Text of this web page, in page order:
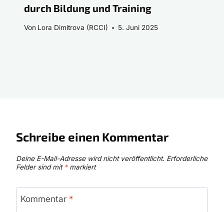
durch Bildung und Training
Von Lora Dimitrova (RCCI) 5. Juni 2025
Schreibe einen Kommentar
Deine E-Mail-Adresse wird nicht veröffentlicht. Erforderliche
Felder sind mit *markiert
Kommentar *